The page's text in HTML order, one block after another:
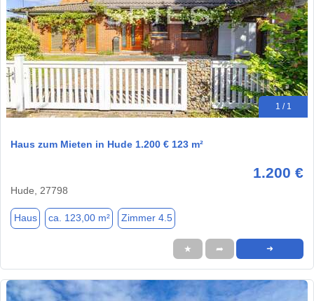
1 / 1
Haus zum Mieten in Hude 1.200 € 123 m²
1.200 €
Hude, 27798
Haus ca. 123,00 m² Zimmer 4.5
★ ➦ ➜